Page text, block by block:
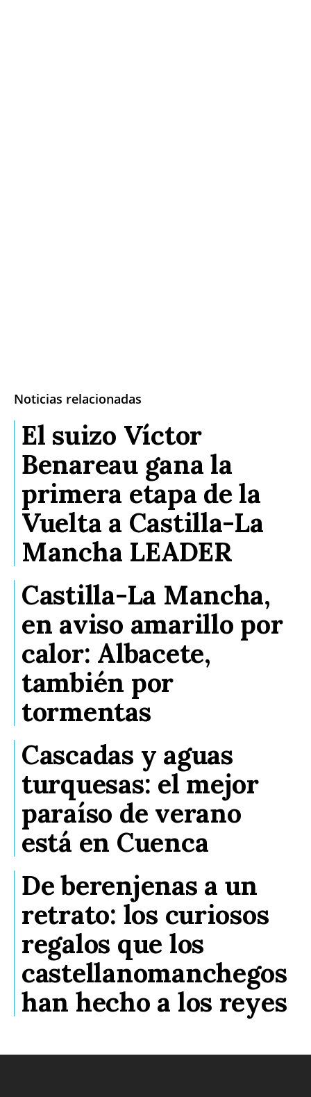
Noticias relacionadas
El suizo Víctor
Benareau gana la
primera etapa de la
Vuelta a Castilla-La
Mancha LEADER
Castilla-La Mancha,
en aviso amarillo por
calor: Albacete,
también por
tormentas
Cascadas y aguas
turquesas: el mejor
paraíso de verano
está en Cuenca
De berenjenas a un
retrato: los curiosos
regalos que los
castellanomanchegos
han hecho a los reyes